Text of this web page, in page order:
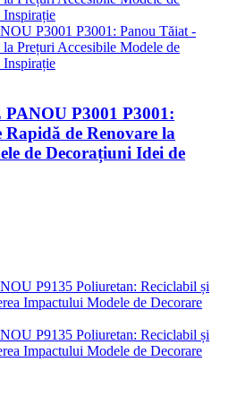
P3001 P3001:
de Renovare la
de Decorațiuni Idei de